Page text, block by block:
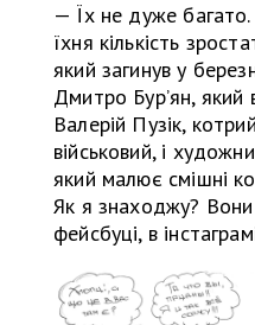
— Їх не дуже
їхня кількість
який загинув у
Дмитро Бур’ян, який
Валерій Пузік,
військовий, і
який малює смішні
Як я знаходжу?
фейсбуці, в